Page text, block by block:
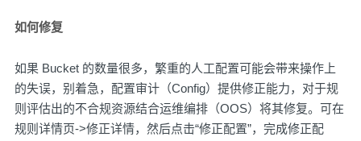
如何修复
如果 Bucket 的数量很多，繁重的人工配置可能会带来操作上
的失误，别着急， 配置审计（Config） 提供修正能力，对于规
则评估出的不合规资源结合运维编排（OOS） 将其修复。可在
规则详情页->修正详情，然后点击“修正配置”，完成修正配